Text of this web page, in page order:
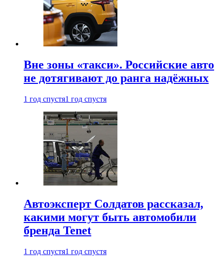
Вне зоны «такси». Российские авто
не дотягивают до ранга надёжных
1 год спустя1 год спустя
Автоэксперт Солдатов рассказал,
какими могут быть автомобили
бренда Tenet
1 год спустя1 год спустя